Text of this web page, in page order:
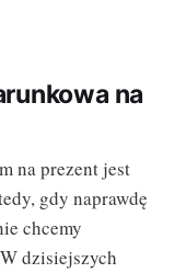
na
na prezent jest
gdy naprawdę
chcemy
dzisiejszych